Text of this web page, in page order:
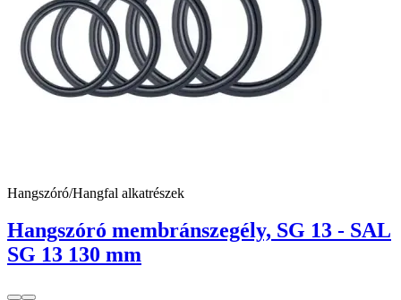
Hangszóró/Hangfal alkatrészek
Hangszóró membránszegély, SG 13 - SAL
SG 13 130 mm